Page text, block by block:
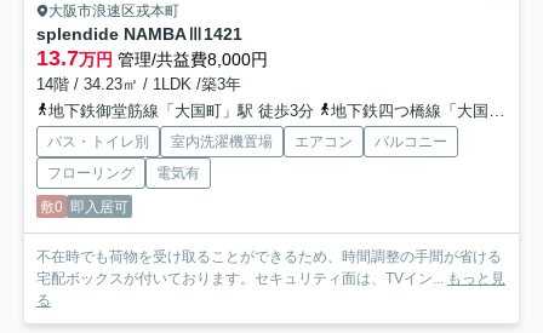
大阪市浪速区戎本町
splendide NAMBAⅢ1421
13.7万円 管理/共益費8,000円
14階 / 34.23㎡ / 1LDK /築3年
地下鉄御堂筋線「大国町」駅 徒歩3分
地下鉄四つ橋線「大国町」駅 徒歩3分
バス・トイレ別 室内洗濯機置場 エアコン
バルコニー
フローリング
電気有
敷0 即入居可
不在時でも荷物を受け取ることができるため、時間調整の手間が省ける
宅配ボックスが付いております。セキュリティ面は、TVイン...
もっと見
る